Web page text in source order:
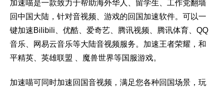
加速喵是一款致力于帮助海外华人、留学生、工作党翻墙
回中国大陆，针对音视频、游戏的回国加速软件。可以一
键加速Bilibili、优酷、爱奇艺、腾讯视频、腾讯体育、QQ
音乐、网易云音乐等大陆音视频服务。加速王者荣耀，和
平精英、英雄联盟 、魔兽世界等国服游戏。
加速喵可同时加速回国音视频，满足您各种回国场景，玩